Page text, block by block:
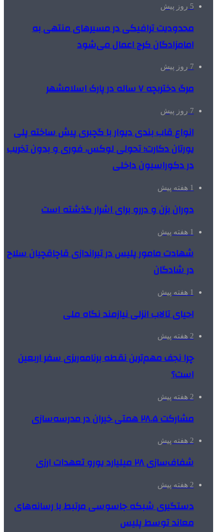
5 روز پیش
محدودیت ترافیکی در مسیرهای منتهی به
امامزادگان کرج اعمال می‌شود
7 روز پیش
مرگ دختربچه ۷ ساله در پارک اسلامشهر
7 روز پیش
انواع قاب بندی دیوار با گچبری پیش ساخته پلی
یورتان دکارت؛ تحولی لوکس، فوری و بدون تخریب
در دکوراسیون داخلی
1 هفته پیش
دوران بزن و دررو برای اشرار گذشته است
1 هفته پیش
شهادت مامور پلیس در تیراندازی قاچاقچیان سلاح
در شادگان
1 هفته پیش
احیای تالاب انزلی نیازمند نگاه ملی
2 هفته پیش
چرا نجف مهم‌ترین نقطه برنامه‌ریزی سفر اربعین
است؟
2 هفته پیش
مشارکت ۲۸.۵ همتی خیران در مدرسه‌سازی
2 هفته پیش
شفاف‌سازی ۲۸ میلیارد یورو تعهدات ارزی
2 هفته پیش
دستگیری شبکه جاسوسی مرتبط با رسانه‌های
معاند توسط پلیس